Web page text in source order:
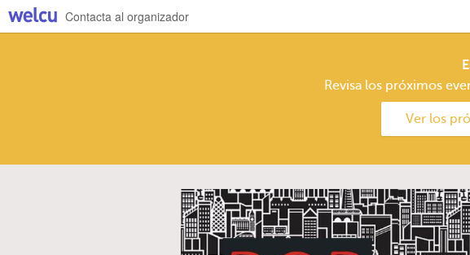
Contacta al organizador
Revisa los próximos
Ver los